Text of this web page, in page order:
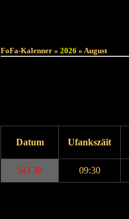
FoFa-Kalenner » 2026 » August
Datum Ufankszäit
SO 30 09:30